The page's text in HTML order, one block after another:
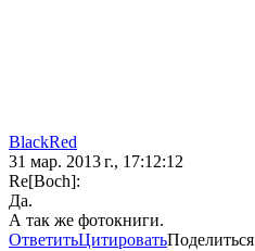
BlackRed
31 мар. 2013 г., 17:12:12
Re[Boch]:
Да.
А так же фотокниги.
ОтветитьЦитироватьПоделиться